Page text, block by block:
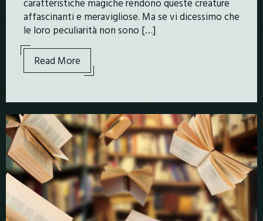
affascinanti e meravigliose. Ma se vi dicessimo che
le loro peculiarità non sono […]
Read More